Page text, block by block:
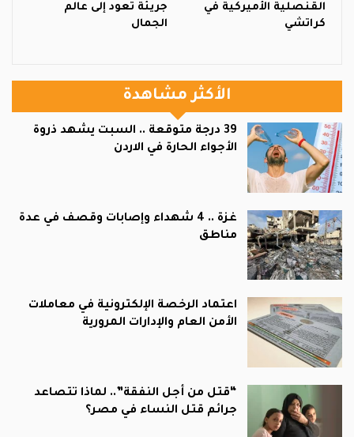
القنصلية الأميركية في
كراتشي
جريئة تعود إلى عالم
الجمال
الأكثر مشاهدة
39 درجة متوقعة .. السبت يشهد ذروة
الأجواء الحارة في الاردن
غزة .. 4 شهداء وإصابات وقصف في عدة
مناطق
اعتماد الرخصة الإلكترونية في معاملات
الأمن العام والإدارات المرورية
“قتل من أجل النفقة”.. لماذا تتصاعد
جرائم قتل النساء في مصر؟